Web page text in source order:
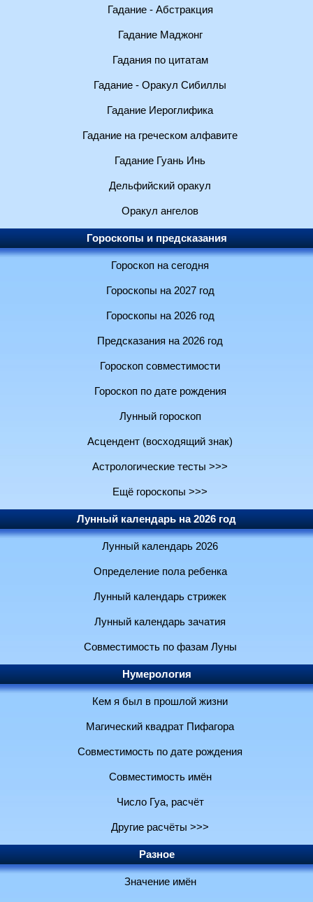
Гадание - Абстракция
Гадание Маджонг
Гадания по цитатам
Гадание - Оракул Сибиллы
Гадание Иероглифика
Гадание на греческом алфавите
Гадание Гуань Инь
Дельфийский оракул
Оракул ангелов
Гороскопы и предсказания
Гороскоп на сегодня
Гороскопы на 2027 год
Гороскопы на 2026 год
Предсказания на 2026 год
Гороскоп совместимости
Гороскоп по дате рождения
Лунный гороскоп
Асцендент (восходящий знак)
Астрологические тесты >>>
Ещё гороскопы >>>
Лунный календарь на 2026 год
Лунный календарь 2026
Определение пола ребенка
Лунный календарь стрижек
Лунный календарь зачатия
Совместимость по фазам Луны
Нумерология
Кем я был в прошлой жизни
Магический квадрат Пифагора
Совместимость по дате рождения
Совместимость имён
Число Гуа, расчёт
Другие расчёты >>>
Разное
Значение имён